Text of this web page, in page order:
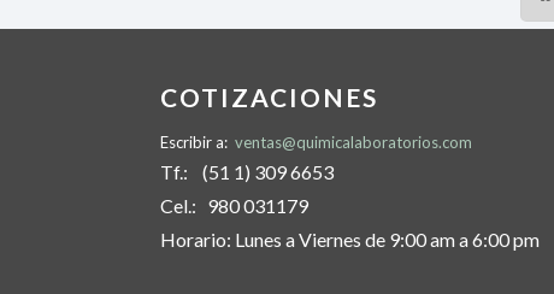
COTIZACIONES
Escribir a: ventas@quimicalaboratorios.com
Tf.: (51 1) 309 6653
Cel.: 980 031179
Horario: Lunes a Viernes de 9:00 am a 6:00 pm